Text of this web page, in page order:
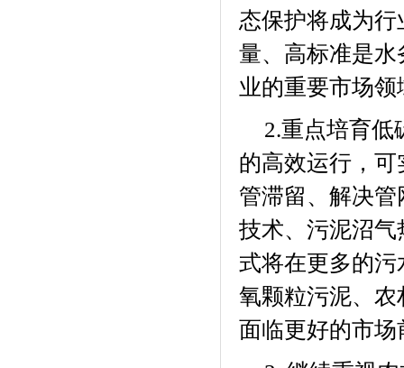
态保护将成为
量、高标准是
业的重要市场领
2.重点培育低
的高效运行，
管滞留、解决
技术、污泥沼气
式将在更多的
氧颗粒污泥、
面临更好的市场